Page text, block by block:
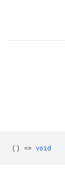
() => void